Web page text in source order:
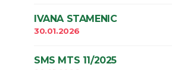
IVANA STAMENIC
30.01.2026
SMS MTS 11/2025